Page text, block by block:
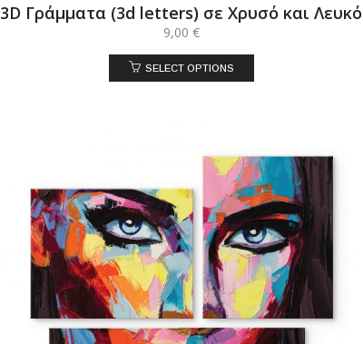
3D Γράμματα (3d letters) σε Χρυσό και Λευκό
9,00 €
SELECT OPTIONS